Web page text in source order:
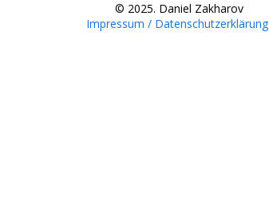
© 2025. Daniel Zakharov
Impressum / Datenschutzerklärung